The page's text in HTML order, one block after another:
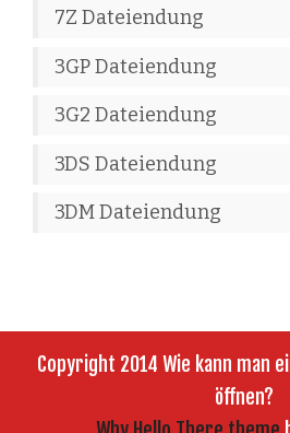
7Z Dateiendung
3GP Dateiendung
3G2 Dateiendung
3DS Dateiendung
3DM Dateiendung
Copyright 2014 Wie kann man
öffnen?